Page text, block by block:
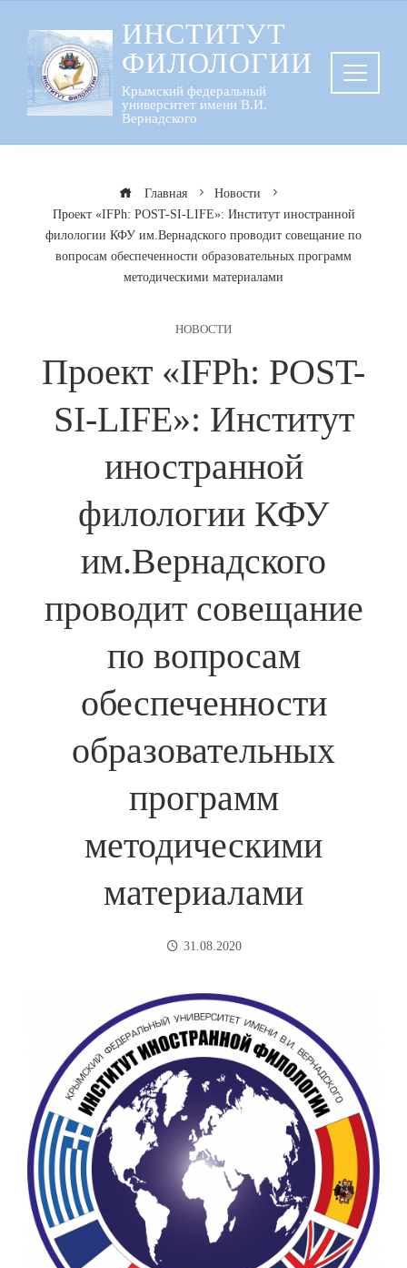
содержанию
ИНСТИТУТ
ФИЛОЛОГИИ
Крымский федеральный
университет имени В.И.
Вернадского
Главная
Новости
Проект «IFPh: POST-SI-LIFE»: Институт иностранной
филологии КФУ им.Вернадского проводит совещание по
вопросам обеспеченности образовательных программ
методическими материалами
НОВОСТИ
Проект «IFPh: POST-
SI-LIFE»: Институт
иностранной
филологии КФУ
им.Вернадского
проводит совещание
по вопросам
обеспеченности
образовательных
программ
методическими
материалами
31.08.2020